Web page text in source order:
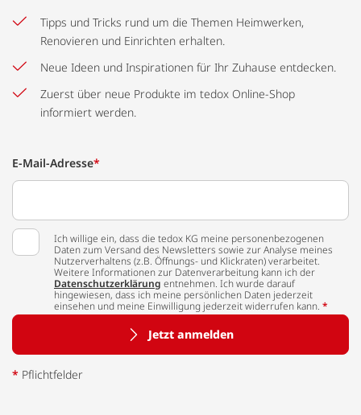
Tipps und Tricks rund um die Themen Heimwerken,
Renovieren und Einrichten erhalten.
Neue Ideen und Inspirationen für Ihr Zuhause entdecken.
Zuerst über neue Produkte im tedox Online-Shop
informiert werden.
E-Mail-Adresse*
Ich willige ein, dass die tedox KG meine personenbezogenen
Daten zum Versand des Newsletters sowie zur Analyse meines
Nutzerverhaltens (z.B. Öffnungs- und Klickraten) verarbeitet.
Weitere Informationen zur Datenverarbeitung kann ich der
Datenschutzerklärung entnehmen. Ich wurde darauf
hingewiesen, dass ich meine persönlichen Daten jederzeit
einsehen und meine Einwilligung jederzeit widerrufen kann. *
Jetzt anmelden
* Pflichtfelder